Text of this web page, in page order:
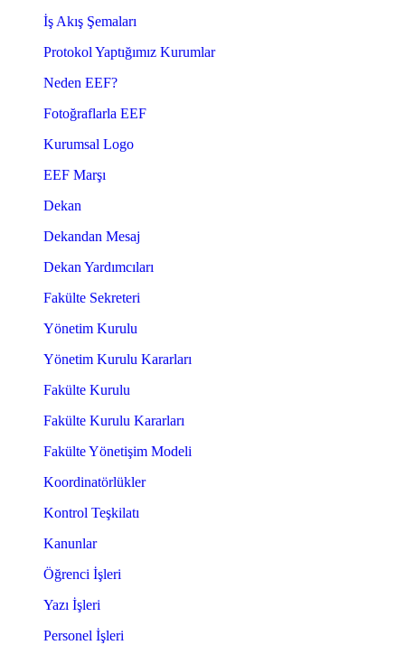
İş Akış Şemaları
Protokol Yaptığımız Kurumlar
Neden EEF?
Fotoğraflarla EEF
Kurumsal Logo
EEF Marşı
Dekan
Dekandan Mesaj
Dekan Yardımcıları
Fakülte Sekreteri
Yönetim Kurulu
Yönetim Kurulu Kararları
Fakülte Kurulu
Fakülte Kurulu Kararları
Fakülte Yönetişim Modeli
Koordinatörlükler
Kontrol Teşkilatı
Kanunlar
Öğrenci İşleri
Yazı İşleri
Personel İşleri